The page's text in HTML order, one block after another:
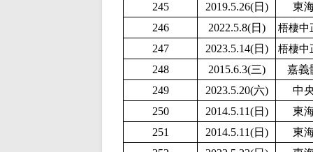
245
2019.5.26(日)
東
246
2022.5.8(日) 梧棲中
247 2023.5.14(日) 梧棲中
248 2015.6.3(三)
嘉義
249
2023.5.20(六)
中
250
2014.5.11(日)
東
251
2014.5.11(日)
東